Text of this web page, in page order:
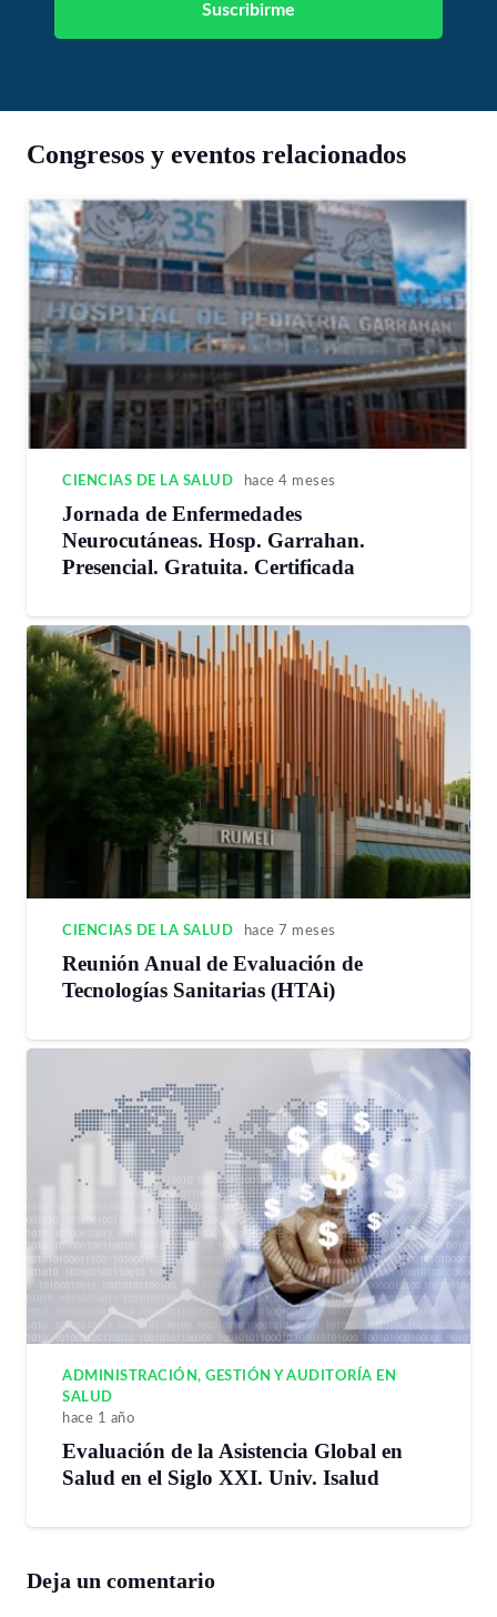
Congresos y eventos relacionados
CIENCIAS DE LA SALUD hace 4 meses
Jornada de Enfermedades
Neurocutáneas. Hosp. Garrahan.
Presencial. Gratuita. Certificada
CIENCIAS DE LA SALUD hace 7 meses
Reunión Anual de Evaluación de
Tecnologías Sanitarias (HTAi)
ADMINISTRACIÓN, GESTIÓN Y AUDITORÍA EN
SALUD
hace 1 año
Evaluación de la Asistencia Global en
Salud en el Siglo XXI. Univ. Isalud
Deja un comentario